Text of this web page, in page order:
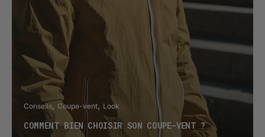
Conseils Coupe-vent Look
COMMENT BIEN CHOISIR SON COUPE-VENT ?